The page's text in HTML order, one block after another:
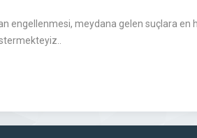
engellenmesi, meydana gelen suçlara en